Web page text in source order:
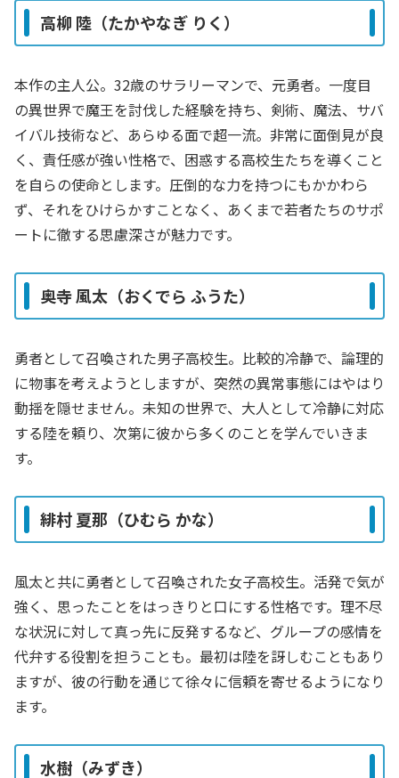
高柳 陸（たかやなぎ りく）
本作の主人公。32歳のサラリーマンで、元勇者。一度目
の異世界で魔王を討伐した経験を持ち、剣術、魔法、サバ
イバル技術など、あらゆる面で超一流。非常に面倒見が良
く、責任感が強い性格で、困惑する高校生たちを導くこと
を自らの使命とします。圧倒的な力を持つにもかかわら
ず、それをひけらかすことなく、あくまで若者たちのサポ
ートに徹する思慮深さが魅力です。
奥寺 風太（おくでら ふうた）
勇者として召喚された男子高校生。比較的冷静で、論理的
に物事を考えようとしますが、突然の異常事態にはやはり
動揺を隠せません。未知の世界で、大人として冷静に対応
する陸を頼り、次第に彼から多くのことを学んでいきま
す。
緋村 夏那（ひむら かな）
風太と共に勇者として召喚された女子高校生。活発で気が
強く、思ったことをはっきりと口にする性格です。理不尽
な状況に対して真っ先に反発するなど、グループの感情を
代弁する役割を担うことも。最初は陸を訝しむこともあり
ますが、彼の行動を通じて徐々に信頼を寄せるようになり
ます。
水樹（みずき）